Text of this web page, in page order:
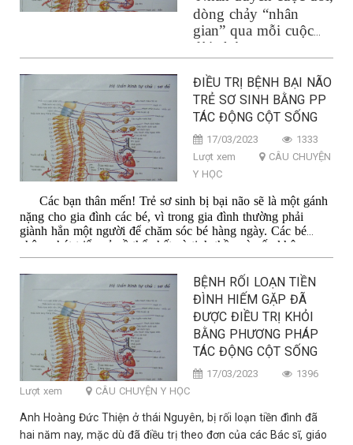
dòng chảy “nhân
gian” qua mỗi cuộc
đời chúng ta, mang
đến cho chúng ta
nhiều cảm xúc; nó để
lại nhiều dấu ấn, kỷ
niệm, có khi cùng ta
cũng có những dấu ấn
kỷ niệm sẽ nhạt nhòa
theo thời gian.x..
ĐIỀU TRỊ BỆNH BẠI NÃO
TRẺ SƠ SINH BẰNG PP
TÁC ĐỘNG CỘT SỐNG
17/03/2023
1333
Lượt xem
CÂU CHUYỆN
Y HỌC
Các bạn thân mến! Trẻ sơ sinh bị bại não sẽ là một gánh
nặng cho gia đình các bé, vì trong gia đình thường phải
giành hẳn một người để chăm sóc bé hàng ngày. Các bé
chậm phát triển cả về thể chất và tinh thần và nếu không
được điều trị tốt thì có thể sẽ là gánh nặng suốt cả đời đối
với cha mẹ...
BỆNH RỐI LOẠN TIỀN
ĐÌNH HIẾM GẶP ĐÃ
ĐƯỢC ĐIỀU TRỊ KHỎI
BẰNG PHƯƠNG PHÁP
TÁC ĐỘNG CỘT SỐNG
17/03/2023
1396
Lượt xem
CÂU CHUYỆN Y HỌC
Anh Hoàng Đức Thiện ở thái Nguyên, bị rối loạn tiền đình đã
hai năm nay, mặc dù đã điều trị theo đơn của các Bác sĩ, giáo